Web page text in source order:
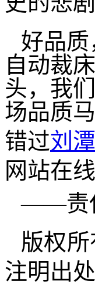
好品
自动裁
头，我
场品质
错过刘
网站在
——责
版权所
注明出处